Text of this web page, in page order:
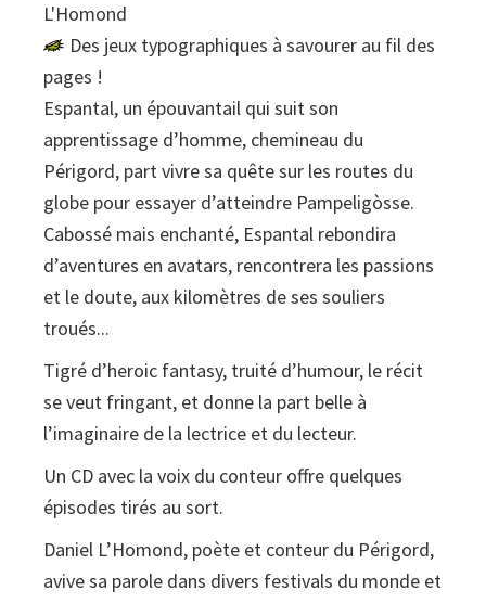
L'Homond
Des jeux typographiques à savourer au fil des
pages !
Espantal, un épouvantail qui suit son
apprentissage d’homme, chemineau du
Périgord, part vivre sa quête sur les routes du
globe pour essayer d’atteindre Pampeligòsse.
Cabossé mais enchanté, Espantal rebondira
d’aventures en avatars, rencontrera les passions
et le doute, aux kilomètres de ses souliers
troués...
Tigré d’heroic fantasy, truité d’humour, le récit
se veut fringant, et donne la part belle à
l’imaginaire de la lectrice et du lecteur.
Un CD avec la voix du conteur offre quelques
épisodes tirés au sort.
Daniel L’Homond, poète et conteur du Périgord,
avive sa parole dans divers festivals du monde et